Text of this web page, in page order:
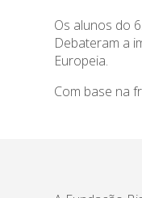
Os alunos do
Debateram a
Europeia.
Com base na